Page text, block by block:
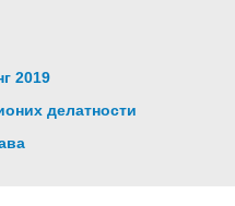
2019
делатности